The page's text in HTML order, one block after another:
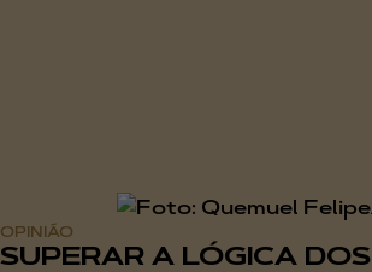
OPINIÃO
SUPERAR A LÓGICA DOS